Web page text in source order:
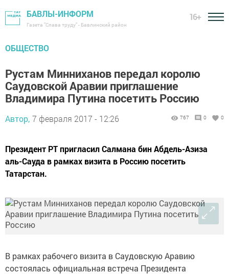
БАВЛЫ-ИНФОРМ
Газета "Слава труду" - Бавлинский район
16+
ОБЩЕСТВО
Рустам Минниханов передал королю
Саудовской Аравии приглашение
Владимира Путина посетить Россию
Автор, 7 февраля 2017 - 12:26 767 0 0
Президент РТ пригласил Салмана бин Абдель-Азиза
аль-Сауда в рамках визита в Россию посетить
Татарстан.
В рамках рабочего визита в Саудовскую Аравию
состоялась официальная встреча Президента